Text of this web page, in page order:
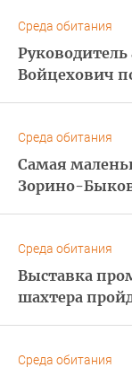
Среда обитания
Руководитель
Войцехович
Среда обитания
Самая
Зорино-
Среда обитания
Выставка
шахтера
Среда обитания